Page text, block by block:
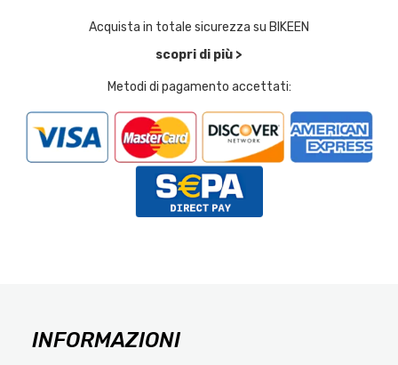
Acquista in totale sicurezza su BIKEEN
scopri di più >
Metodi di pagamento accettati:
INFORMAZIONI